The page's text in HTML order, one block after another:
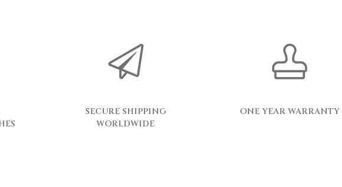
SECURE SHIPPING
WORLDWIDE
ONE YEAR WARRANTY